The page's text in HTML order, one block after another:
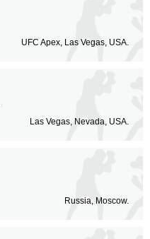
UFC Apex, Las Vegas, USA.
Las Vegas, Nevada, USA.
Russia, Moscow.